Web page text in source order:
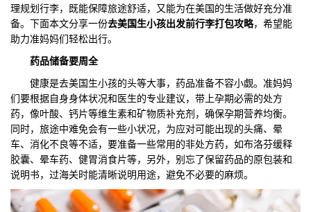
城
合
理规划行李，既能保障旅途舒适，又能为在美国的生活做好充分准
备。下面本文分享一份去美国生小孩出发前行李打包攻略，希望能
助力准妈妈们轻松出行。
药品储备要周全
健康是去美国生小孩的头等大事，药品准备不容小觑。准妈妈
们要根据自身身体状况和医生的专业建议，带上孕期必需的处方
药，像叶酸、钙片等维生素和矿物质补充剂，确保孕期营养均衡。
同时，旅途中难免会有一些小状况，为应对可能出现的头痛、晕
车、消化不良等不适，要准备一些常用的非处方药，如布洛芬缓释
胶囊、晕车药、健胃消食片等，另外，别忘了保留药品的原包装和
说明书，过海关时能清晰说明用途，避免不必要的麻烦。